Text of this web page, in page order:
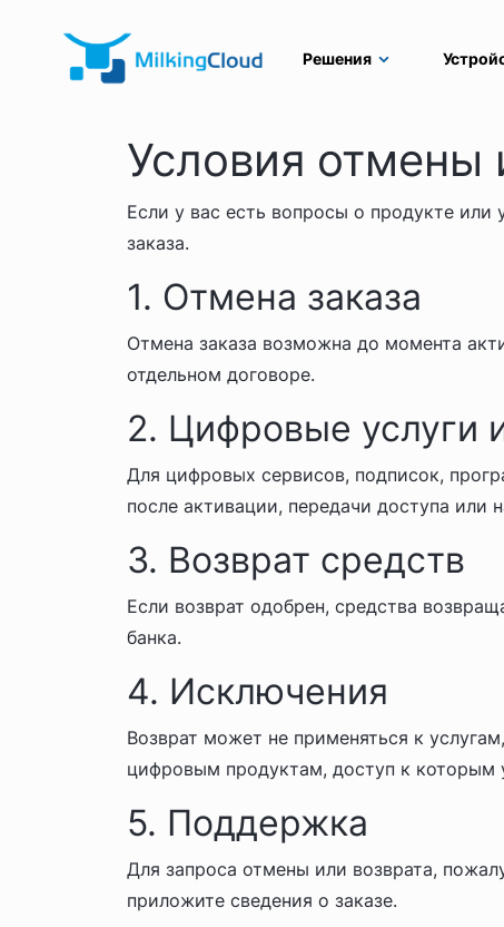
Решения
Условия отмены
Если у вас есть вопросы о продукте
заказа.
1. Отмена заказа
Отмена заказа возможна до момента
отдельном договоре.
2. Цифровые услуги
Для цифровых сервисов, подписок,
после активации, передачи доступа или
3. Возврат средств
Если возврат одобрен, средства
банка.
4. Исключения
Возврат может не применяться к
цифровым продуктам, доступ к которым
5. Поддержка
Для запроса отмены или возврата,
приложите сведения о заказе.